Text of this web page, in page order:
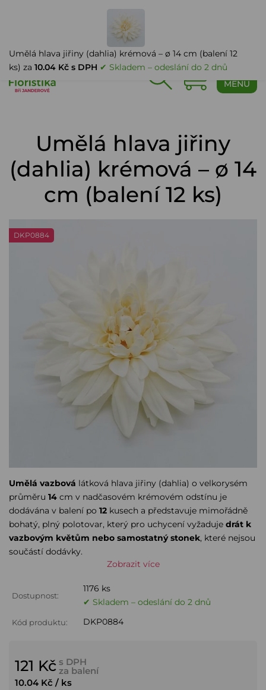
MENU
Umělá hlava jiřiny
(dahlia) krémová – ø 14
cm (balení 12 ks)
DKP0884
Umělá vazbová látková hlava jiřiny (dahlia) o velkorysém
průměru 14 cm v nadčasovém krémovém odstínu je
dodávána v balení po 12 kusech a představuje mimořádně
bohatý, plný polotovar, který pro uchycení vyžaduje drát k
vazbovým květům nebo samostatný stonek, které nejsou
součástí dodávky.
Zobrazit více
Dostupnost:
1176 ks
✔ Skladem – odeslání do 2 dnů
Kód produktu: DKP0884
121 Kč s DPH
za balení
10.04 Kč / ks
Umělá hlava jiřiny (dahlia) krémová – ø 14 cm (balení 12
ks) za 10.04 Kč s DPH ✔ Skladem – odeslání do 2 dnů